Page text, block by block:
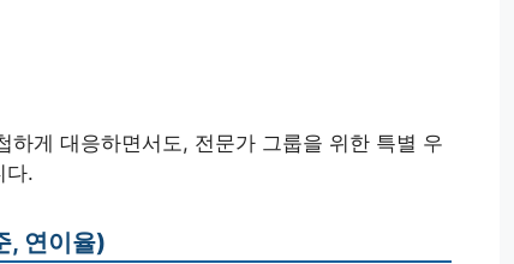
하게 대응하면서도, 전문가 그룹을 위한 특별 우
다.
, 연이율)